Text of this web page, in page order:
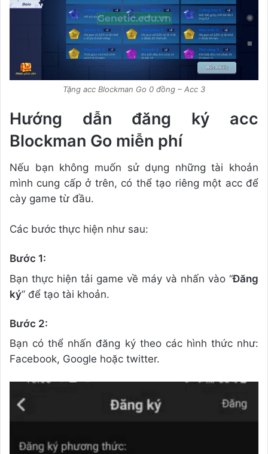
Tặng acc Blockman Go 0 đồng – Acc 3
Hướng dẫn đăng ký acc
Blockman Go miễn phí
Nếu bạn không muốn sử dụng những tài khoản
mình cung cấp ở trên, có thể tạo riêng một acc để
cày game từ đầu.
Các bước thực hiện như sau:
Bước 1:
Bạn thực hiện tải game về máy và nhấn vào “Đăng
ký” để tạo tài khoản.
Bước 2:
Bạn có thể nhấn đăng ký theo các hình thức như:
Facebook, Google hoặc twitter.